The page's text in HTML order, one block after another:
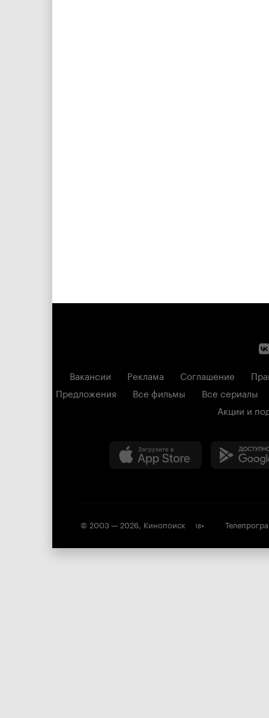
Вакансии Реклама Соглашение
Предложения
Все фильмы
Все сериалы
Акции и
© 2003 — 2026, Кинопоиск 18+